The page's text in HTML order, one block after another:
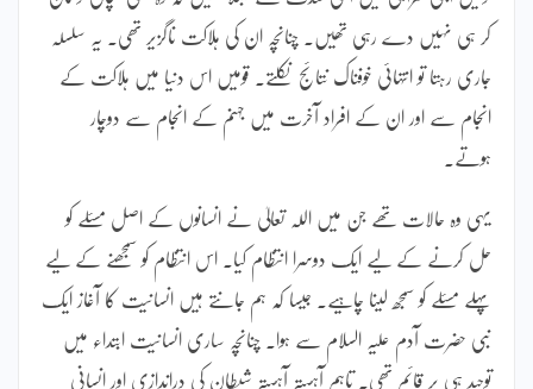
کر ہی نہیں دے رہی تھیں۔ چنانچہ ان کی ہلاکت ناگزیر تھی۔ یہ سلسلہ
جاری رہتا تو انتہائی خوفناک نتائج نکلتے۔ قومیں اس دنیا میں ہلاکت کے
انجام سے اور ان کے افراد آخرت میں جہنم کے انجام سے دوچار
ہوتے۔
یہی وہ حالات تھے جن میں اللہ تعالیٰ نے انسانوں کے اصل مسئلے کو
حل کرنے کے لیے ایک دوسرا انتظام کیا۔ اس انتظام کو سمجھنے کے لیے
پہلے مسئلے کو سمجھ لینا چاہیے۔ جیسا کہ ہم جانتے ہیں انسانیت کا آغاز ایک
نبی حضرت آدم علیہ السلام سے ہوا۔ چنانچہ ساری انسانیت ابتداء میں
توحید ہی پر قائم تھی۔ تاہم آہستہ آہستہ شیطان کی دراندازی اور انسانی